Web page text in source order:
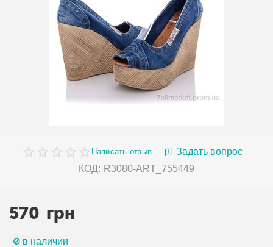
Написать отзыв
Задать вопрос
КОД: R3080-ART_755449
570 грн
в наличии